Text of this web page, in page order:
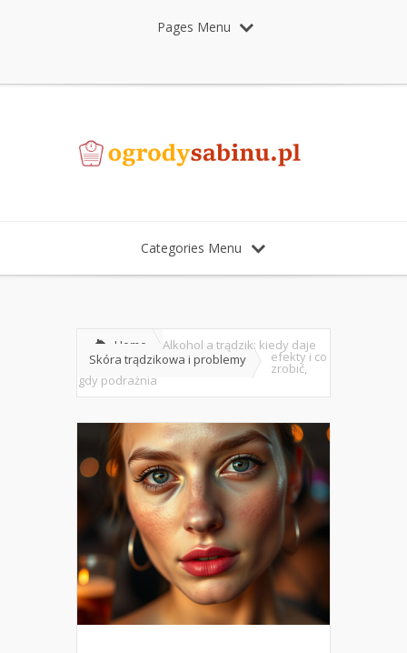
Pages Menu
Categories Menu
Home
Skóra trądzikowa i problemy
Alkohol a trądzik: kiedy daje
efekty i co
zrobić,
gdy podrażnia